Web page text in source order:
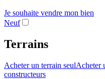
Je souhaite vendre mon bien
Neuf
Terrains
Acheter un terrain seulAcheter
constructeurs